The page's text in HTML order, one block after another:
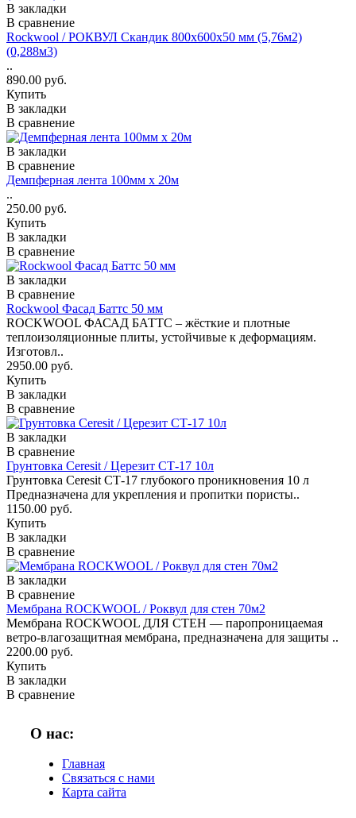
В закладки
В сравнение
Rockwool / РОКВУЛ Скандик 800х600х50 мм (5,76м2)
(0,288м3)
..
890.00 руб.
Купить
В закладки
В сравнение
В закладки
В сравнение
Демпферная лента 100мм х 20м
..
250.00 руб.
Купить
В закладки
В сравнение
В закладки
В сравнение
Rockwool Фасад Баттс 50 мм
ROCKWOOL ФАСАД БАТТС – жёсткие и плотные
теплоизоляционные плиты, устойчивые к деформациям.
Изготовл..
2950.00 руб.
Купить
В закладки
В сравнение
В закладки
В сравнение
Грунтовка Ceresit / Церезит СТ-17 10л
Грунтовка Ceresit СТ-17 глубокого проникновения 10 л
Предназначена для укрепления и пропитки пористы..
1150.00 руб.
Купить
В закладки
В сравнение
В закладки
В сравнение
Мембрана ROCKWOOL / Роквул для стен 70м2
Мембрана ROCKWOOL ДЛЯ СТЕН — паропроницаемая
ветро-влагозащитная мембрана, предназначена для защиты ..
2200.00 руб.
Купить
В закладки
В сравнение
О нас:
Главная
Связаться с нами
Карта сайта